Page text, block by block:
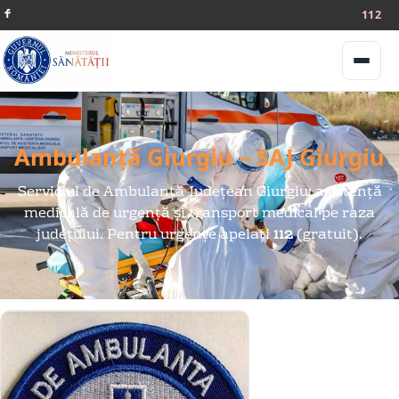
112
Meniu
Ambulanță Giurgiu – SAJ Giurgiu
Serviciul de Ambulanță Județean Giurgiu: asistență
medicală de urgență și transport medical pe raza
județului. Pentru urgențe apelați112(gratuit).